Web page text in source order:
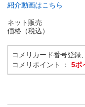
紹介動画はこちら
ネット販売
価格（税込）
コメリカード番号登録
コメリポイント ： 5ポ